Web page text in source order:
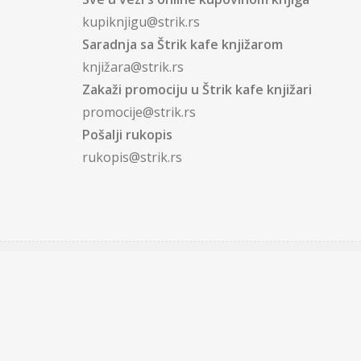
kupiknjigu@strik.rs
Saradnja sa Štrik kafe knjižarom
knjižara@strik.rs
Zakaži promociju u Štrik kafe knjižari
promocije@strik.rs
Pošalji rukopis
rukopis@strik.rs